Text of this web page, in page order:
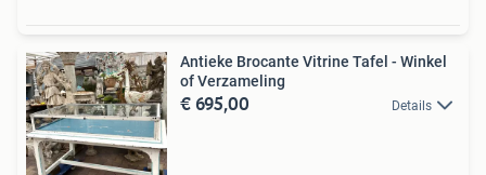
Antieke Brocante Vitrine Tafel - Winkel
of Verzameling
€ 695,00 Details